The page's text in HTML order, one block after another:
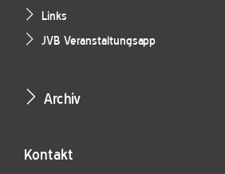
Links
JVB Veranstaltungsapp
Archiv
Kontakt